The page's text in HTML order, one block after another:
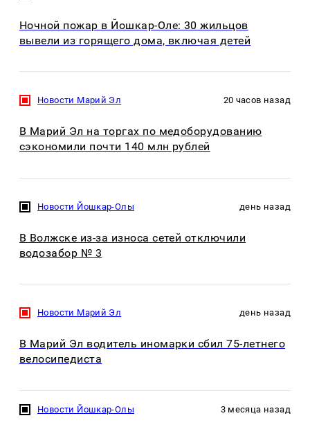
Ночной пожар в Йошкар-Оле: 30 жильцов
вывели из горящего дома, включая детей
Новости Марий Эл 20 часов назад
В Марий Эл на торгах по медоборудованию
сэкономили почти 140 млн рублей
Новости Йошкар-Олы день назад
В Волжске из-за износа сетей отключили
водозабор № 3
Новости Марий Эл день назад
В Марий Эл водитель иномарки сбил 75-летнего
велосипедиста
Новости Йошкар-Олы 3 месяца назад